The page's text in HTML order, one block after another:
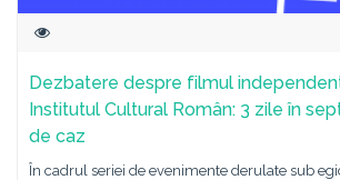
Dezbatere despre filmul
Institutul Cultural Român: 3 zile în
de caz
În cadrul seriei de evenimente derulate sub